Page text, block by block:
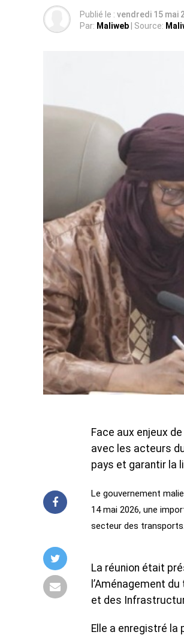
Publié le : vendredi 15 mai
Par: Maliweb | Source:
Face aux enjeux
avec les acteurs
pays et garantir la
Le gouvernement
14 mai 2026, une
secteur des transports.
La réunion était
l’Aménagement
et des
Elle a enregistré